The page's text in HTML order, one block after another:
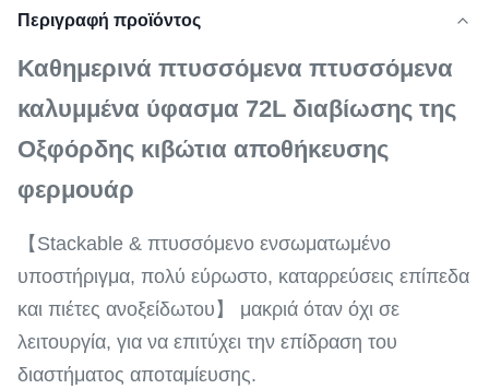
Περιγραφή προϊόντος
Καθημερινά πτυσσόμενα πτυσσόμενα
καλυμμένα ύφασμα 72L διαβίωσης της
Οξφόρδης κιβώτια αποθήκευσης
φερμουάρ
【Stackable & πτυσσόμενο ενσωματωμένο
υποστήριγμα, πολύ εύρωστο, καταρρεύσεις επίπεδα
και πιέτες ανοξείδωτου】 μακριά όταν όχι σε
λειτουργία, για να επιτύχει την επίδραση του
διαστήματος αποταμίευσης.